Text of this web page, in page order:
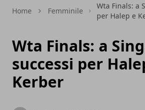
Home Femminile
Wta Finals: a
per Halep e
Wta Finals: a
successi per
Kerber